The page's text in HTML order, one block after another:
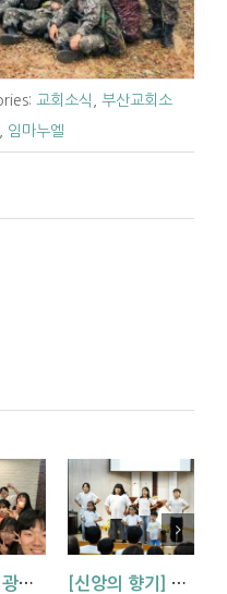
교회소식
부산교회소
임마누엘
[기관소개] 광주교회 청년부를 소개합니다! [신앙의 향기] 우리 하나님은 크시다네_아동부 찬양